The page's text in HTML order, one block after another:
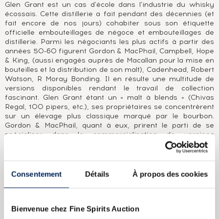
Consentement Détails À propos des cookies
Bienvenue chez Fine Spirits Auction
Glen Grant est un cas d'école dans l'industrie du whisky
écossais. Cette distillerie a fait pendant des décennies (et
fait encore de nos jours) cohabiter sous son étiquette
officielle embouteillages de négoce et embouteillages de
distillerie. Parmi les négociants les plus actifs à partir des
années 50-60 figurent Gordon & MacPhail, Campbell, Hope
& King, (aussi engagés auprès de Macallan pour la mise en
bouteilles et la distribution de son malt), Cadenhead, Robert
Watson, R Moray Bonding. Il en résulte une multitude de
versions disponibles rendant le travail de collection
fascinant. Glen Grant étant un « malt à blends » (Chivas
Regal, 100 pipers, etc.), ses propriétaires se concentrèrent
sur un élevage plus classique marqué par le bourbon.
Gordon & MacPhail, quant à eux, prirent le parti de se
spécialiser dans la commercialisation de versions
exclusivement élevées en ex-fûts de sherry. Pari gagné,
tant leurs millésimes sont prisés des amateurs et de
A PROPOS DE LA CUVÉE
Seagram Italia, Seagram étant alors propriétaire de la